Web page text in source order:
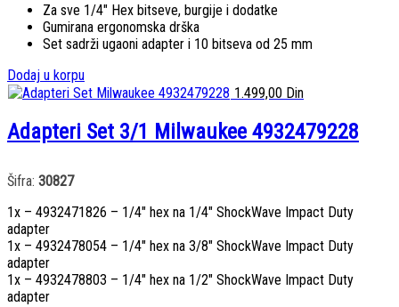
Za sve 1/4″ Hex bitseve, burgije i dodatke
Gumirana ergonomska drška
Set sadrži ugaoni adapter i 10 bitseva od 25 mm
Dodaj u korpu
1.499,00 Din
Adapteri Set 3/1 Milwaukee 4932479228
Šifra: 30827
1x – 4932471826 – 1/4″ hex na 1/4″ ShockWave Impact Duty
adapter
1x – 4932478054 – 1/4″ hex na 3/8″ ShockWave Impact Duty
adapter
1x – 4932478803 – 1/4″ hex na 1/2″ ShockWave Impact Duty
adapter